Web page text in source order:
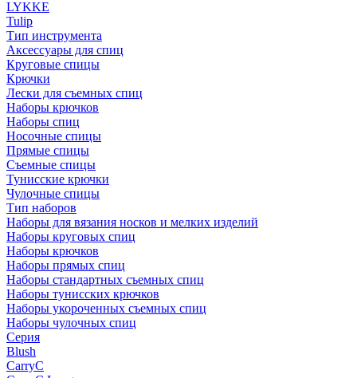
LYKKE
Tulip
Тип инструмента
Аксессуары для спиц
Круговые спицы
Крючки
Лески для съемных спиц
Наборы крючков
Наборы спиц
Носочные спицы
Прямые спицы
Съемные спицы
Тунисские крючки
Чулочные спицы
Тип наборов
Наборы для вязания носков и мелких изделий
Наборы круговых спиц
Наборы крючков
Наборы прямых спиц
Наборы стандартных съемных спиц
Наборы тунисских крючков
Наборы укороченных съемных спиц
Наборы чулочных спиц
Серия
Blush
CarryC